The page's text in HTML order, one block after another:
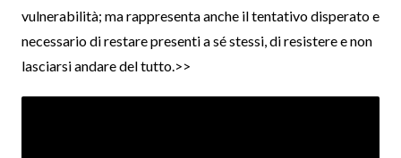
vulnerabilità; ma rappresenta anche il tentativo disperato e
necessario di restare presenti a sé stessi, di resistere e non
lasciarsi andare del tutto.>>